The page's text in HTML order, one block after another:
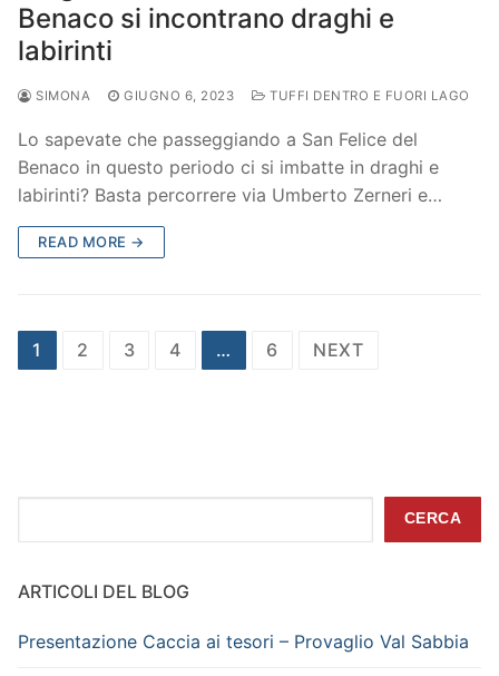
Benaco si incontrano draghi e
labirinti
SIMONA GIUGNO 6, 2023 TUFFI DENTRO E FUORI LAGO
Lo sapevate che passeggiando a San Felice del
Benaco in questo periodo ci si imbatte in draghi e
labirinti? Basta percorrere via Umberto Zerneri e…
READ MORE →
Paginazione
1 2 3 4 … 6 NEXT
CERCA
ARTICOLI DEL BLOG
Presentazione Caccia ai tesori – Provaglio Val Sabbia